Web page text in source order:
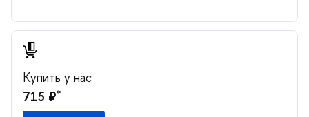
Купить у нас
715 ₽*